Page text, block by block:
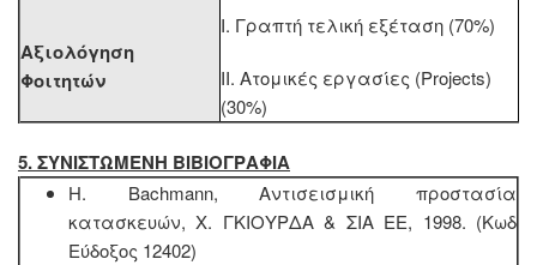
Αξιολόγηση
Φοιτητών
Ι. Γραπτή τελική εξέταση (70%)
ΙΙ. Ατομικές εργασίες (Projects)
(30%)
5. ΣΥΝΙΣΤΩΜΕΝΗ ΒΙΒΙΟΓΡΑΦΙΑ
H. Bachmann, Αντισεισμική προστασία
κατασκευών, Χ. ΓΚΙΟΥΡΔΑ & ΣΙΑ ΕΕ, 1998. (Κωδ
Εύδοξος 12402)